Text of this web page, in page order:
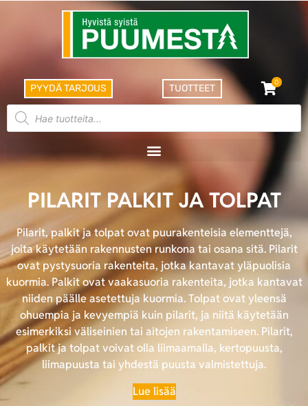
PYYDÄ TARJOUS TUOTTEET
0
PILARIT PALKIT JA TOLPAT
Pilarit, palkit ja tolpat ovat puurakenteisia elementtejä,
joita käytetään rakennusten runkona tai osana sitä. Pilarit
ovat pystysuoria rakenteita, jotka kantavat yläpuolisia
kuormia. Palkit ovat vaakasuoria rakenteita, jotka kantavat
niiden päälle asetettuja kuormia. Tolpat ovat yleensä
ohuempia ja kevyempiä kuin pilarit, ja niitä käytetään
esimerkiksi väliseinien tai aitojen rakentamiseen. Pilarit,
palkit ja tolpat voivat olla liimaamalla, kertopuusta,
liimapuusta tai yhdestä puusta valmistettuja.
Lue lisää